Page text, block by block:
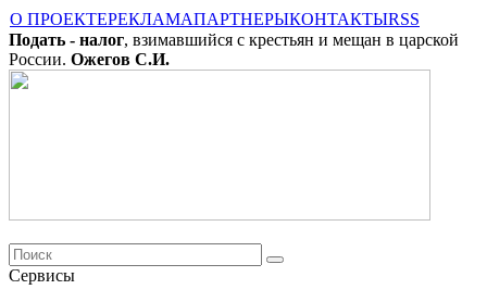
О ПРОЕКТЕРЕКЛАМАПАРТНЕРЫКОНТАКТЫRSS
Подать - налог, взимавшийся с крестьян и мещан в царской
России. Ожегов С.И.
Сервисы